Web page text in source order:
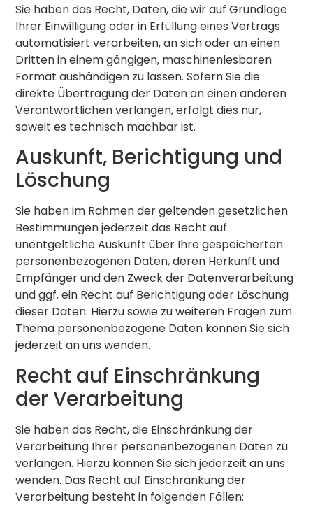
Sie haben das Recht, Daten, die wir auf Grundlage
Ihrer Einwilligung oder in Erfüllung eines Vertrags
automatisiert verarbeiten, an sich oder an einen
Dritten in einem gängigen, maschinenlesbaren
Format aushändigen zu lassen. Sofern Sie die
direkte Übertragung der Daten an einen anderen
Verantwortlichen verlangen, erfolgt dies nur,
soweit es technisch machbar ist.
Auskunft, Berichtigung und
Löschung
Sie haben im Rahmen der geltenden gesetzlichen
Bestimmungen jederzeit das Recht auf
unentgeltliche Auskunft über Ihre gespeicherten
personenbezogenen Daten, deren Herkunft und
Empfänger und den Zweck der Datenverarbeitung
und ggf. ein Recht auf Berichtigung oder Löschung
dieser Daten. Hierzu sowie zu weiteren Fragen zum
Thema personenbezogene Daten können Sie sich
jederzeit an uns wenden.
Recht auf Einschränkung
der Verarbeitung
Sie haben das Recht, die Einschränkung der
Verarbeitung Ihrer personenbezogenen Daten zu
verlangen. Hierzu können Sie sich jederzeit an uns
wenden. Das Recht auf Einschränkung der
Verarbeitung besteht in folgenden Fällen: